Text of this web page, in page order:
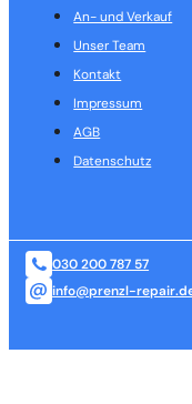
An- und Verkauf
Unser Team
Kontakt
Impressum
AGB
Datenschutz
030 200 787 57
info@prenzl-